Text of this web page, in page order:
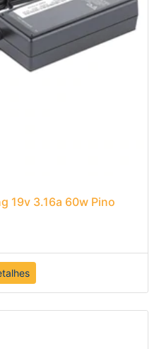
19v 3.16a 60w Pino